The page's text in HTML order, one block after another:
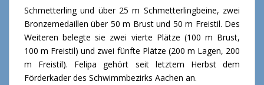
Schmetterling und über 25 m Schmetterlingbeine, zwei
Bronzemedaillen über 50 m Brust und 50 m Freistil. Des
Weiteren belegte sie zwei vierte Plätze (100 m Brust,
100 m Freistil) und zwei fünfte Plätze (200 m Lagen, 200
m Freistil). Felipa gehört seit letztem Herbst dem
Förderkader des Schwimmbezirks Aachen an.